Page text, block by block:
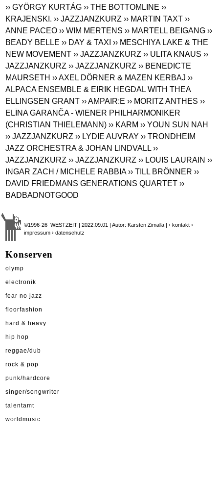
›› GYÖRGY KURTÁG ›› THE BOTTOMLINE ››
KRAJENSKI. ›› JAZZJANZKURZ ›› MARTIN TAXT ››
ANNE PACEO ›› WIM MERTENS ›› MARTELL BEIGANG ››
BEADY BELLE ›› DAY & TAXI ›› MESCHIYA LAKE & THE
NEW MOVEMENT ›› JAZZJANZKURZ ›› ULITA KNAUS ››
JAZZJANZKURZ ›› JAZZJANZKURZ ›› BENEDICTE
MAURSETH ›› AXEL DÖRNER & MAZEN KERBAJ ››
ALPACA ENSEMBLE & EIRIK HEGDAL WITH THEA
ELLINGSEN GRANT ›› AMPAIR:E›› MORITZ ANTHES ››
ELĪNA GARANČA - WIENER PHILHARMONIKER
(CHRISTIAN THIELEMANN) ›› KARM ›› YOUN SUN NAH
›› JAZZJANZKURZ ›› LYDIE AUVRAY ›› TRONDHEIM
JAZZ ORCHESTRA & JOHAN LINDVALL ››
JAZZJANZKURZ ›› JAZZJANZKURZ ›› LOUIS LAURAIN ››
INGAR ZACH / MICHELE RABBIA ›› TILL BRÖNNER ››
DAVID FRIEDMANS GENERATIONS QUARTET ››
BADBADNOTGOOD
©1996-26 WESTZEIT | 2022.09.01 | Autor: Karsten Zimalla |› kontakt ›
impressum › datenschutz
Konserven
olymp
electronik
fear no jazz
floorfashion
hard & heavy
hip hop
reggae/dub
rock & pop
punk/hardcore
singer/songwriter
talentamt
worldmusic